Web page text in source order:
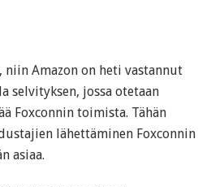
niin Amazon on heti vastannut
selvityksen, jossa otetaan
Foxconnin toimista. Tähän
lähettäminen Foxconnin
asiaa.